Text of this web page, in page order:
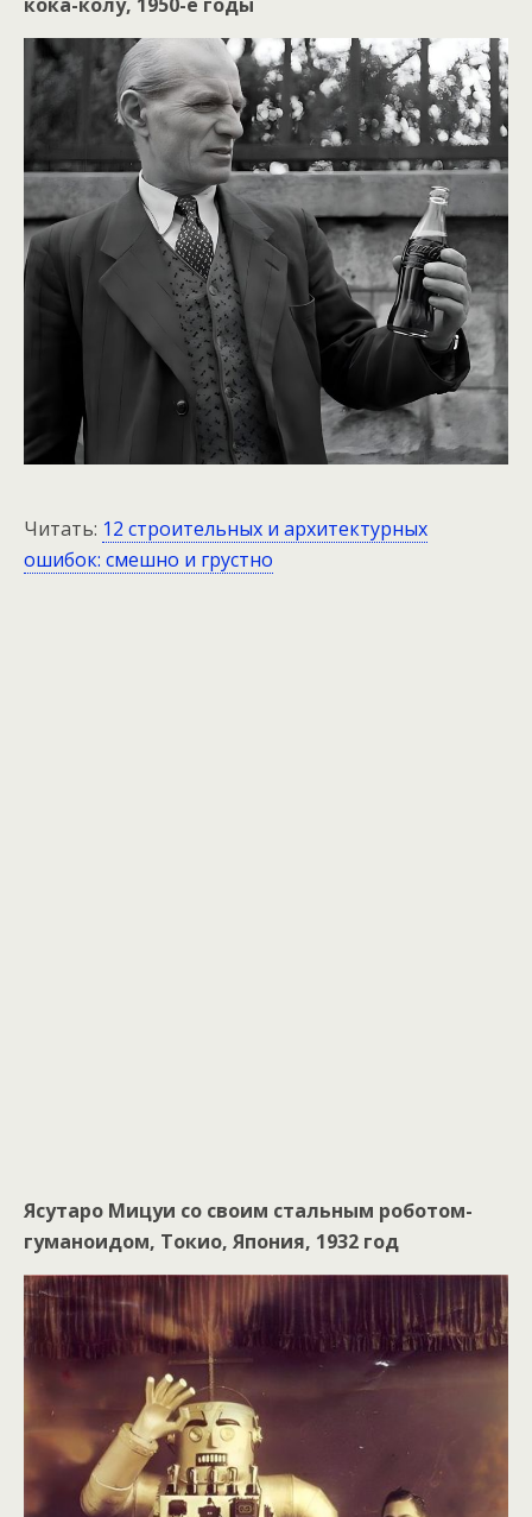
Читать: 12 строительных и архитектурных
ошибок: смешно и грустно
Ясутаро Мицуи со своим стальным роботом-
гуманоидом, Токио, Япония, 1932 год